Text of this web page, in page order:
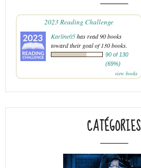
2023 Reading Challenge
Karline05has read 90 books
toward their goal of 130 books.
90 of 130
(69%)
view books
CATÉGORIES